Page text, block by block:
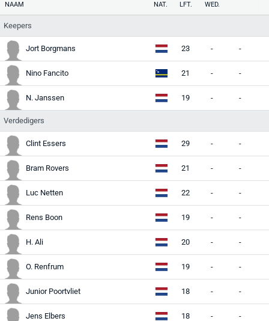
NAAM NAT. LFT. WED.
Keepers
Jort Borgmans 23 - -
Nino Fancito 21 - -
N. Janssen 19 - -
Verdedigers
Clint Essers 29 - -
Bram Rovers 21 - -
Luc Netten 22 - -
Rens Boon 19 - -
H. Ali 20 - -
O. Renfrum 19 - -
Junior Poortvliet 18 - -
Jens Elbers 18 - -